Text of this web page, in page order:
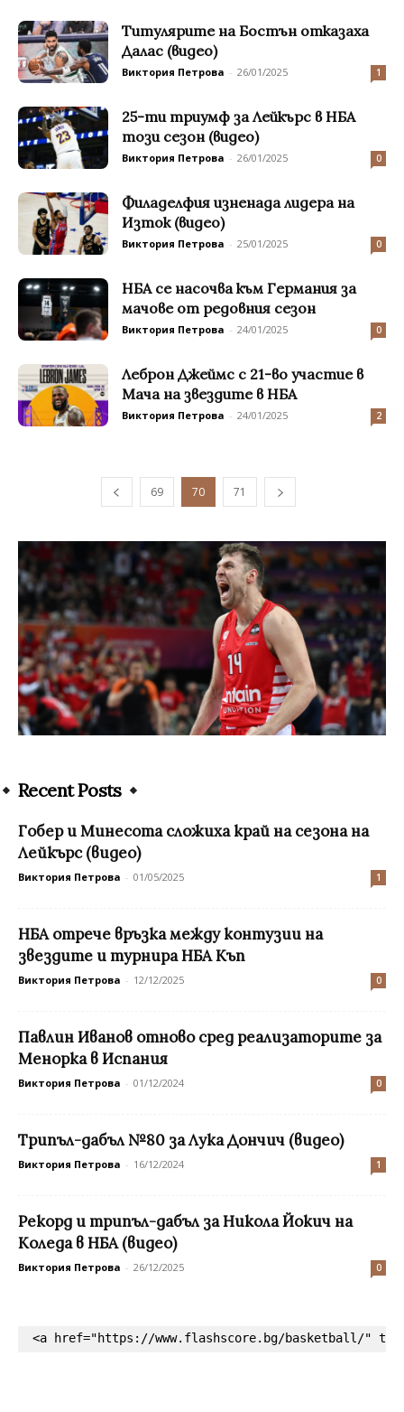
Титулярите на Бостън отказаха
Далас (видео)
Виктория Петрова - 26/01/2025 1
25-ти триумф за Лейкърс в НБА
този сезон (видео)
Виктория Петрова - 26/01/2025 0
Филаделфия изненада лидера на
Изток (видео)
Виктория Петрова - 25/01/2025 0
НБА се насочва към Германия за
мачове от редовния сезон
Виктория Петрова - 24/01/2025 0
Леброн Джеймс с 21-во участие в
Мача на звездите в НБА
Виктория Петрова - 24/01/2025 2
69 70 71
Recent Posts
Гобер и Минесота сложиха край на сезона на
Лейкърс (видео)
Виктория Петрова - 01/05/2025 1
НБА отрече връзка между контузии на
звездите и турнира НБА Къп
Виктория Петрова - 12/12/2025 0
Павлин Иванов отново сред реализаторите за
Менорка в Испания
Виктория Петрова - 01/12/2024 0
Трипъл-дабъл №80 за Лука Дончич (видео)
Виктория Петрова - 16/12/2024 1
Рекорд и трипъл-дабъл за Никола Йокич на
Коледа в НБА (видео)
Виктория Петрова - 26/12/2025 0
<a href="https://www.flashscore.bg/basketball/"